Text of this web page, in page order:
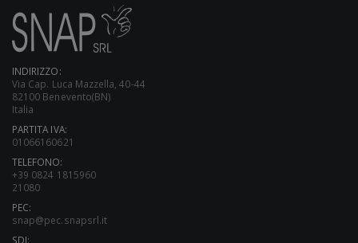
INDIRIZZO:
Via Cap. Luca Mazzella, 40-44
82100 Benevento(BN)
Italia
PARTITA IVA:
01066160621
TELEFONO:
+39 0824 1815960
21080
PEC:
snap@pec.snapsrl.it
SDI: